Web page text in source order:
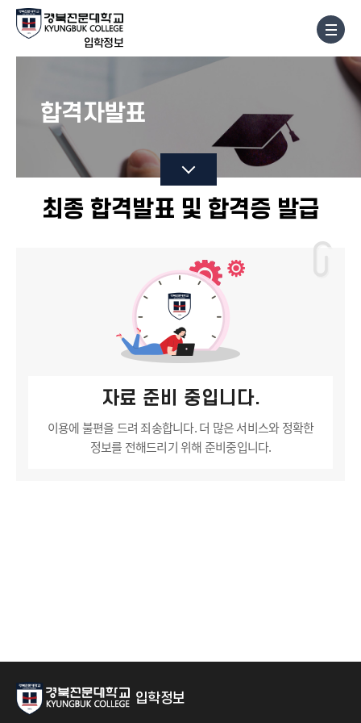
입학정보
합격자발표
최종 합격발표 및 합격증 발급
자료 준비 중입니다.
이용에 불편을 드려 죄송합니다.더 많은 서비스와 정확한
정보를 전해드리기 위해 준비중입니다.
입학정보